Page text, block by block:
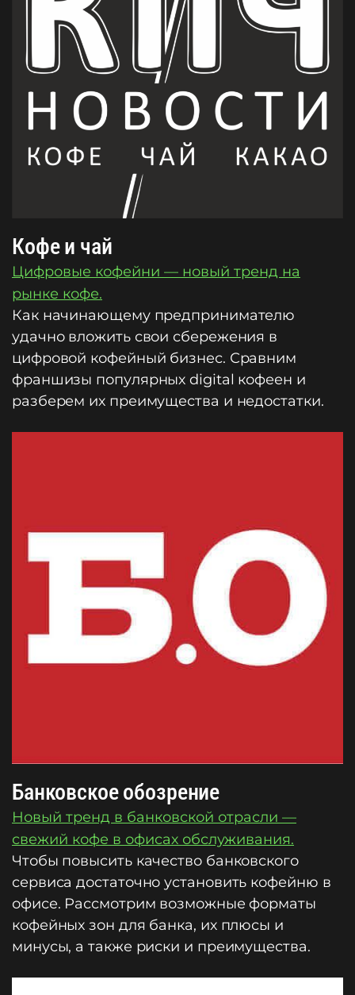
Кофе и чай
Цифровые кофейни — новый тренд на
рынке кофе.
Как начинающему предпринимателю
удачно вложить свои сбережения в
цифровой кофейный бизнес. Сравним
франшизы популярных digital кофеен и
разберем их преимущества и недостатки.
Банковское обозрение
Новый тренд в банковской отрасли —
свежий кофе в офисах обслуживания.
Чтобы повысить качество банковского
сервиса достаточно установить кофейню в
офисе. Рассмотрим возможные форматы
кофейных зон для банка, их плюсы и
минусы, а также риски и преимущества.